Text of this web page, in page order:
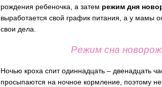
рождения ребеночка, а затем режим дня
выработается свой график питания, а у мамы
свои дела.
Режим сна
Ночью кроха спит одиннадцать – двенадцать
просыпаются на ночное кормление, поэтому